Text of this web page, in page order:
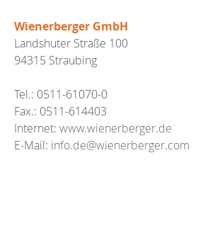
Wienerberger GmbH
Landshuter Straße 100
94315 Straubing
Tel.: 0511-61070-0
Fax.: 0511-614403
Internet: www.wienerberger.de
E-Mail: info.de@wienerberger.com